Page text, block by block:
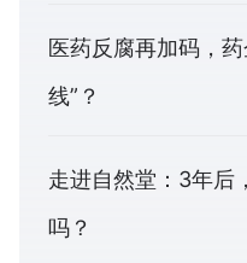
医药反腐再加码，
线”？
走进自然堂：3年后
吗？